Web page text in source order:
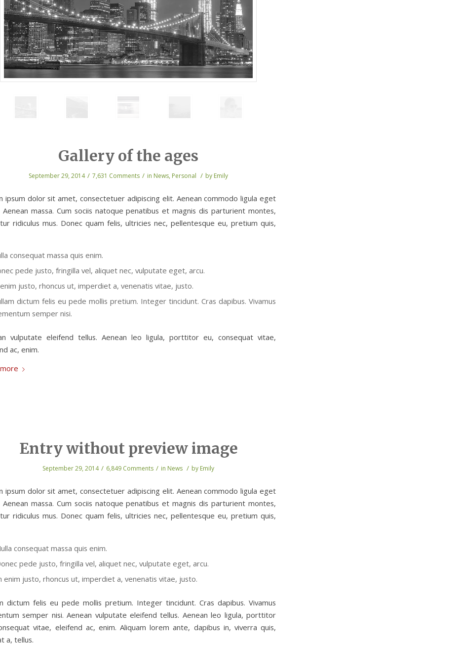
Gallery of the ages
September 29, 2014 / 7,631 Comments / in News, Personal / by Emily
ipsum dolor sit amet, consectetuer adipiscing elit. Aenean commodo ligula eget
Aenean massa. Cum sociis natoque penatibus et magnis dis parturient montes,
ridiculus mus. Donec quam felis, ultricies nec, pellentesque eu, pretium quis,
consequat massa quis enim.
pede justo, fringilla vel, aliquet nec, vulputate eget, arcu.
justo, rhoncus ut, imperdiet a, venenatis vitae, justo.
dictum felis eu pede mollis pretium. Integer tincidunt. Cras dapibus. Vivamus
semper nisi.
vulputate eleifend tellus. Aenean leo ligula, porttitor eu, consequat vitae,
ac, enim.
Entry without preview image
September 29, 2014 / 6,849 Comments / in News / by Emily
ipsum dolor sit amet, consectetuer adipiscing elit. Aenean commodo ligula eget
Aenean massa. Cum sociis natoque penatibus et magnis dis parturient montes,
ridiculus mus. Donec quam felis, ultricies nec, pellentesque eu, pretium quis,
consequat massa quis enim.
pede justo, fringilla vel, aliquet nec, vulputate eget, arcu.
enim justo, rhoncus ut, imperdiet a, venenatis vitae, justo.
dictum felis eu pede mollis pretium. Integer tincidunt. Cras dapibus. Vivamus
semper nisi. Aenean vulputate eleifend tellus. Aenean leo ligula, porttitor
vitae, eleifend ac, enim. Aliquam lorem ante, dapibus in, viverra quis,
a, tellus.